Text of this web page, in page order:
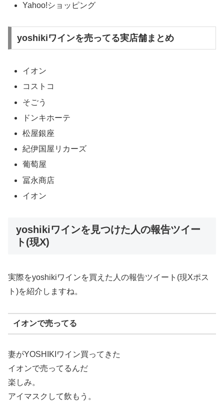
Yahoo!ショッピング
yoshikiワインを売ってる実店舗まとめ
イオン
コストコ
そごう
ドンキホーテ
松屋銀座
紀伊国屋リカーズ
葡萄屋
冨永商店
イオン
yoshikiワインを見つけた人の報告ツイー
ト(現X)
実際をyoshikiワインを買えた人の報告ツイート(現Xポス
ト)を紹介しますね。
イオンで売ってる
妻がYOSHIKIワイン買ってきた
イオンで売ってるんだ
楽しみ。
アイマスクして飲もう。